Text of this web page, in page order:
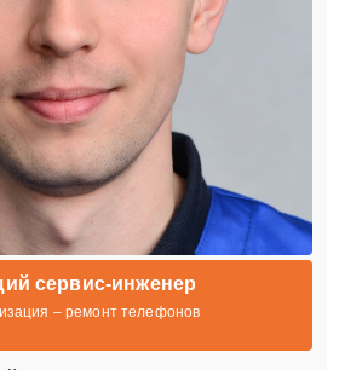
сервис-инженер
– ремонт телефонов